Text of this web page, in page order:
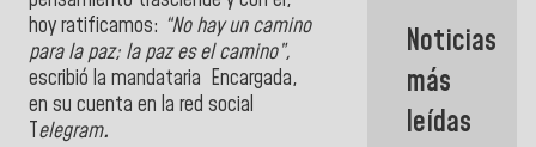
hoy ratificamos: “No hay un camino
para la paz; la paz es el camino”,
escribió la mandataria Encargada,
en su cuenta en la red social
Telegram.
campeona
frente
México Sub
23 en los
Centroamericanos
Noticias
más
leídas